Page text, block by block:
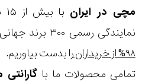
مچی در ایران
نمایندگی رسمی ۳۰۰ برند جهانی است و توانسته ایم
۹۸% از خریداران
را بدست بیاوریم.
تمامی محصولات ما با
موتور
بکار